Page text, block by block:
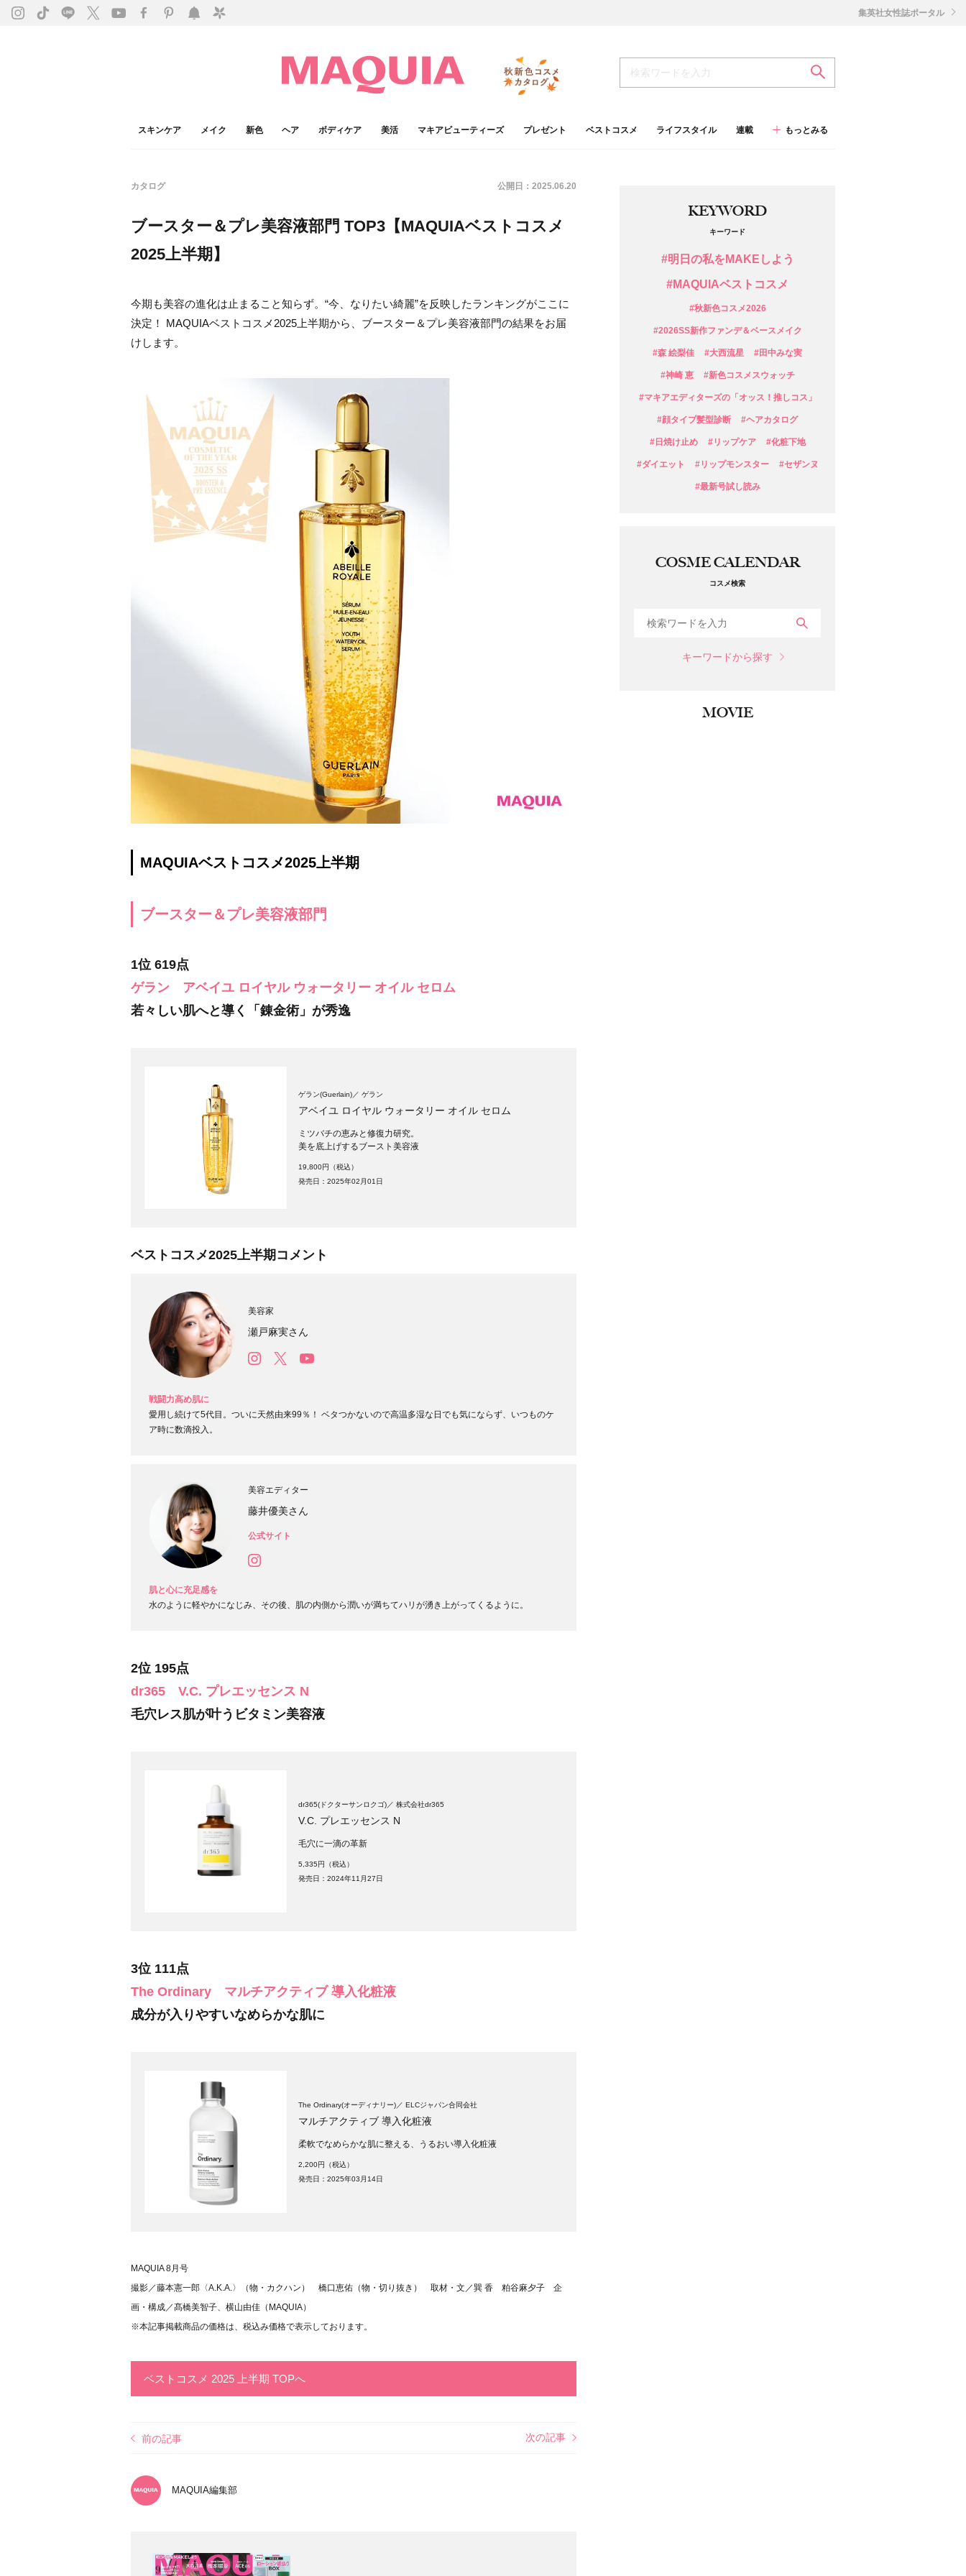
スキンケア メイク 新色 ヘア ボディケア 美活 マキアビューティーズ プレゼント ベストコスメ ライフスタイル 連載 もっとみる
集英社女性誌ポータル
カタログ 公開日： 2025.06.20
ブースター＆プレ美容液部門 TOP3【MAQUIAベストコスメ
2025上半期】
今期も美容の進化は止まること知らず。“今、なりたい綺麗”を反映したランキングがここに
決定！ MAQUIAベストコスメ2025上半期から、ブースター＆プレ美容液部門の結果をお届
けします。
MAQUIAベストコスメ2025上半期
ブースター＆プレ美容液部門
1位 619点
ゲラン アベイユ ロイヤル ウォータリー オイル セロム
若々しい肌へと導く「錬金術」が秀逸
ゲラン(Guerlain) ゲラン
アベイユ ロイヤル ウォータリー オイル セロム
ミツバチの恵みと修復力研究。
美を底上げするブースト美容液
19,800円（税込）
発売日：2025年02月01日
ベストコスメ2025上半期コメント
美容家
瀬戸麻実さん
戦闘力高め肌に
愛用し続けて5代目。ついに天然由来99％！ ベタつかないので高温多湿な日でも気にならず、いつものケ
ア時に数滴投入。
美容エディター
藤井優美さん
公式サイト
肌と心に充足感を
水のように軽やかになじみ、その後、肌の内側から潤いが満ちてハリが湧き上がってくるように。
2位 195点
dr365 V.C. プレエッセンス N
毛穴レス肌が叶うビタミン美容液
dr365(ドクターサンロクゴ) 株式会社dr365
V.C. プレエッセンス N
毛穴に一滴の革新
5,335円（税込）
発売日：2024年11月27日
3位 111点
The Ordinary マルチアクティブ 導入化粧液
成分が入りやすいなめらかな肌に
The Ordinary(オーディナリー) ELCジャパン合同会社
マルチアクティブ 導入化粧液
柔軟でなめらかな肌に整える、うるおい導入化粧液
2,200円（税込）
発売日：2025年03月14日
MAQUIA 8月号
撮影／藤本憲一郎〈A.K.A.〉（物・カクハン） 橋口恵佑（物・切り抜き） 取材・文／巽 香 粕谷麻夕子 企
画・構成／髙橋美智子、横山由佳（MAQUIA）
※本記事掲載商品の価格は、税込み価格で表示しております。
ベストコスメ 2025 上半期 TOPへ
前の記事 次の記事
MAQUIA編集部
KEYWORD
キーワード
#明日の私をMAKEしよう
#MAQUIAベストコスメ
#秋新色コスメ2026
#2026SS新作ファンデ＆ベースメイク
#森 絵梨佳 #大西流星 #田中みな実
#神崎 恵 #新色コスメスウォッチ
#マキアエディターズの「オッス！推しコス」
#顔タイプ髪型診断 #ヘアカタログ
#日焼け止め #リップケア #化粧下地
#ダイエット #リップモンスター #セザンヌ
#最新号試し読み
COSME CALENDAR
コスメ検索
キーワードから探す
MOVIE